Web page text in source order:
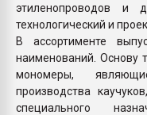
этиленопроводов и
технологический и
В ассортименте
наименований. Основу
мономеры,
производства
специального